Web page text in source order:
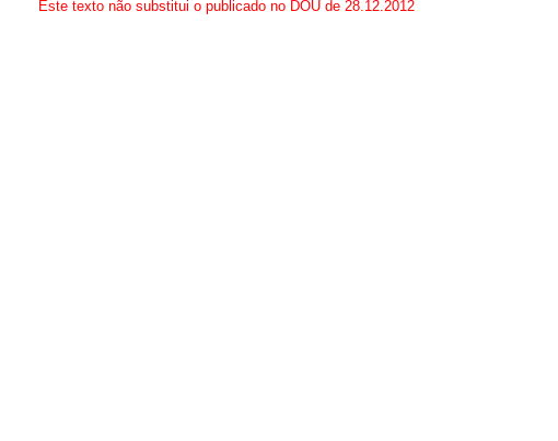
Este texto não substitui o publicado no DOU de 28.12.2012